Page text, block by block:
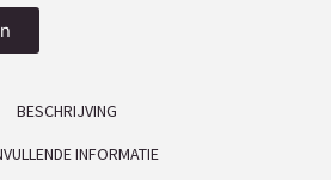
BESCHRIJVING
INFORMATIE